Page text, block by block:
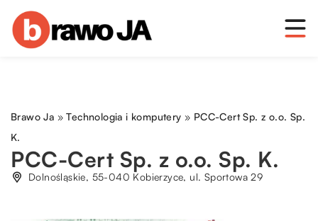
Brawo Ja »Technologia i komputery » PCC-Cert Sp. z o.o. Sp.
K.
PCC-Cert Sp. z o.o. Sp. K.
Dolnośląskie, 55-040 Kobierzyce, ul. Sportowa 29